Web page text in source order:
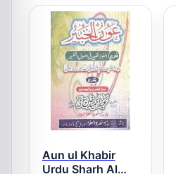
Aun ul Khabir
Urdu Sharh Al